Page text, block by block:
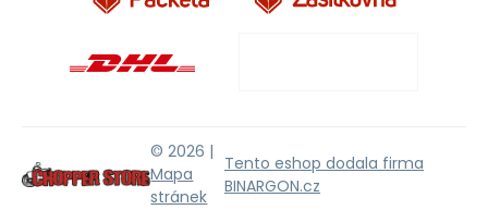
© 2026 |
Mapa
stránek
Tento eshop dodala firma
BINARGON.cz